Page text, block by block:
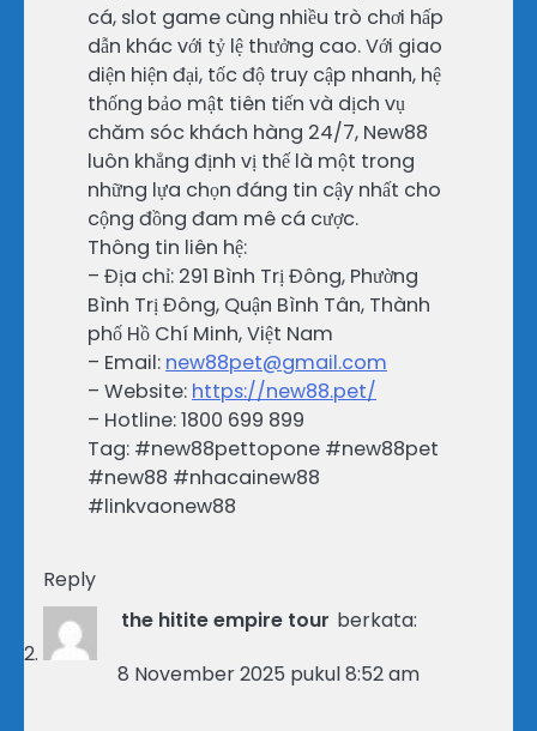
cá, slot game cùng nhiều trò chơi hấp
dẫn khác với tỷ lệ thưởng cao. Với giao
diện hiện đại, tốc độ truy cập nhanh, hệ
thống bảo mật tiên tiến và dịch vụ
chăm sóc khách hàng 24/7, New88
luôn khẳng định vị thế là một trong
những lựa chọn đáng tin cậy nhất cho
cộng đồng đam mê cá cược.
Thông tin liên hệ:
– Địa chỉ: 291 Bình Trị Đông, Phường
Bình Trị Đông, Quận Bình Tân, Thành
phố Hồ Chí Minh, Việt Nam
– Email: new88pet@gmail.com
– Website: https://new88.pet/
– Hotline: 1800 699 899
Tag: #new88pettopone #new88pet
#new88 #nhacainew88
#linkvaonew88
Reply
the hitite empire tour berkata:
8 November 2025 pukul 8:52 am